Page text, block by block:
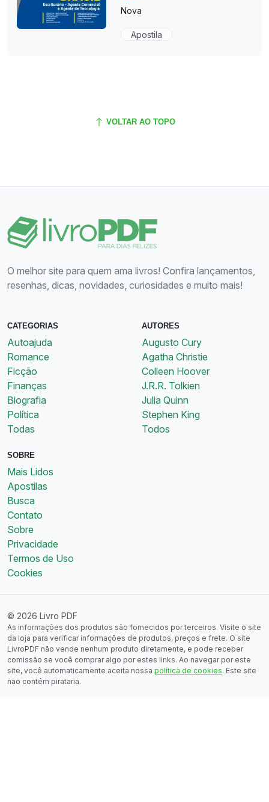
Nova
Apostila
VOLTAR AO TOPO
O melhor site para quem ama livros! Confira lançamentos,
resenhas, dicas, novidades, curiosidades e muito mais!
CATEGORIAS
Autoajuda
Romance
Ficção
Finanças
Biografia
Política
Todas
AUTORES
Augusto Cury
Agatha Christie
Colleen Hoover
J.R.R. Tolkien
Julia Quinn
Stephen King
Todos
SOBRE
Mais Lidos
Apostilas
Busca
Contato
Sobre
Privacidade
Termos de Uso
Cookies
© 2026 Livro PDF
As informações dos produtos são fornecidos por terceiros. Visite o site
da loja para verificar informações de produtos, preços e frete. O site
LivroPDF não vende nenhum produto diretamente, e pode receber
comissão se você comprar algo por estes links. Ao navegar por este
site, você automaticamente aceita nossa política de cookies. Este site
não contém pirataria.